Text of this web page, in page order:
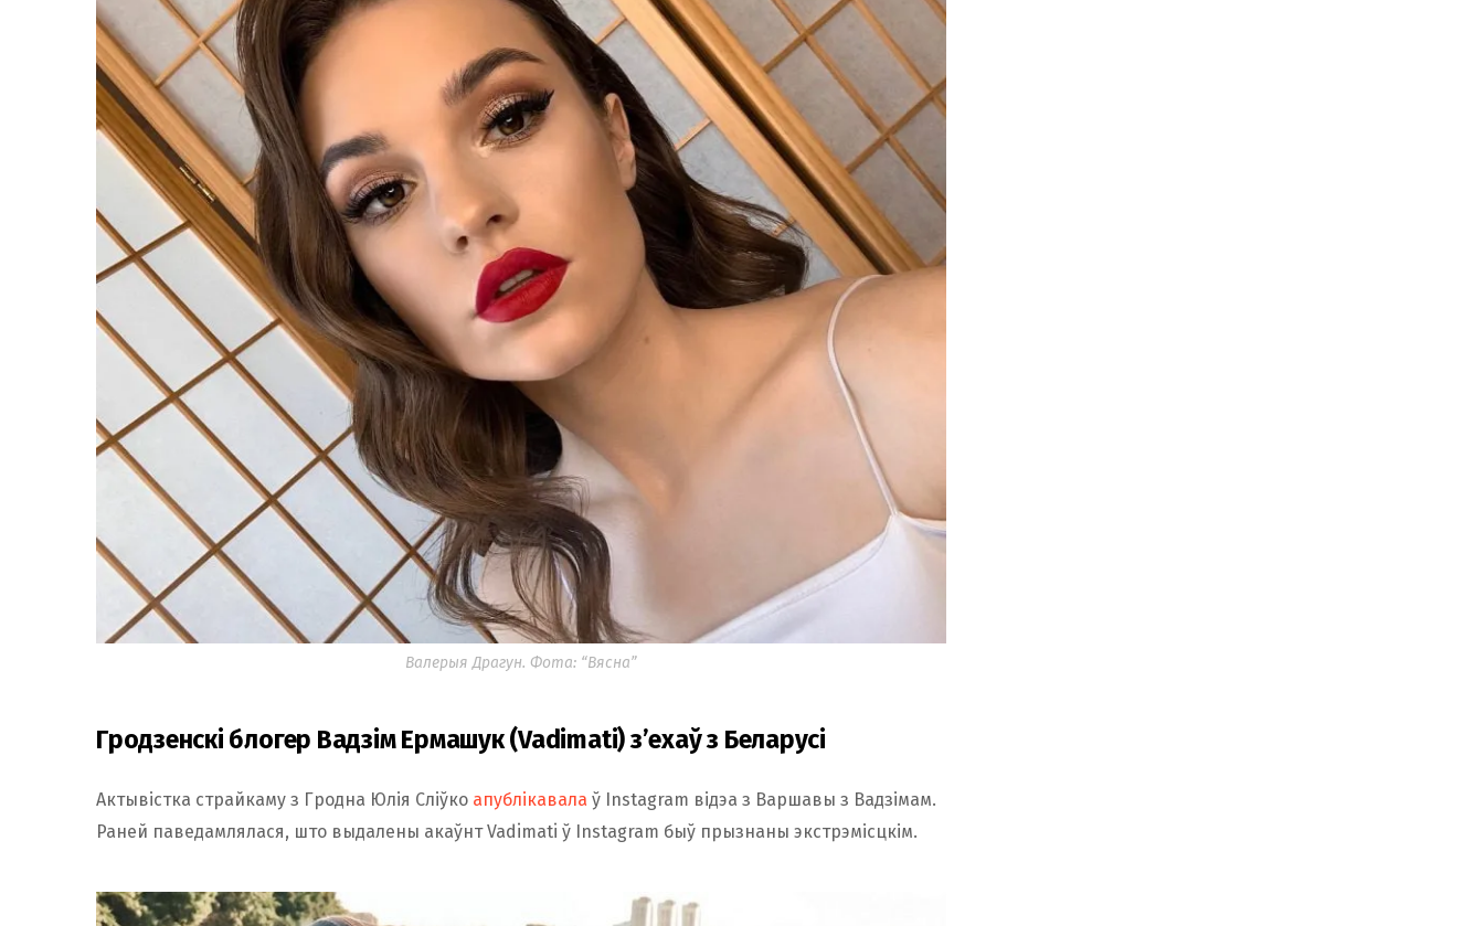
Валерыя Драгун. Фота: “Вясна”
Гродзенскі блогер Вадзім Ермашук (Vadimati) з’ехаў з Беларусі
Актывістка страйкаму з Гродна Юлія Сліўко апублікавала ў Instagram відэа з Варшавы з Вадзімам.
Раней паведамлялася, што выдалены акаўнт Vadimati ў Instagram быў прызнаны экстрэмісцкім.